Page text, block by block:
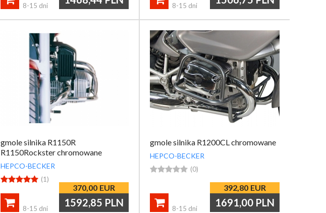
8-15 dni 8-15 dni
gmole silnika R1150R
R1150Rockster chromowane
HEPCO-BECKER
 (1)
370,00 EUR
1592,85 PLN

8-15 dni
gmole silnika R1200CL chromowane
HEPCO-BECKER
 (0)
392,80 EUR
1691,00 PLN

8-15 dni